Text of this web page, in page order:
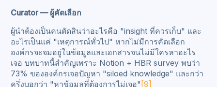
Curator — ผู้คัดเลือก
ผู้นำต้องเป็นคนตัดสินว่าอะไรคือ "insight ที่ควรเก็บ" และ
อะไรเป็นแค่ "เหตุการณ์ทั่วไป" หากไม่มีการคัดเลือก
องค์กรจะจมอยู่ในข้อมูลและเอกสารจนไม่มีใครหาอะไร
เจอ บทบาทนี้สำคัญเพราะ Notion + HBR survey พบว่า
73% ขององค์กรเจอปัญหา "siloed knowledge" และกว่า
ครึ่งบอกว่า "หาข้อมูลที่ต้องการไม่เจอ" [9]